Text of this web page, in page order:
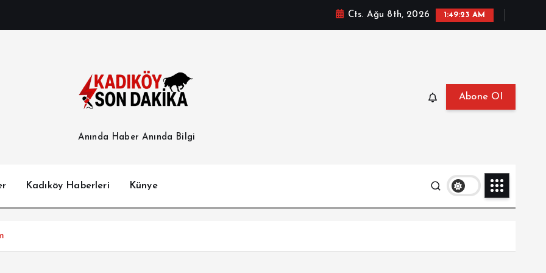
Cts. Ağu 8th, 2026 1:49:24 AM
Anında Haber Anında Bilgi
Abone Ol
Kadıköy Haberleri Künye